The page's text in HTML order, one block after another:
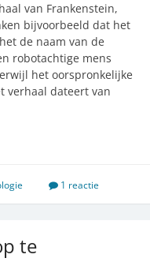
van Frankenstein,
bijvoorbeeld dat het
de naam van de
robotachtige mens
het oorspronkelijke
verhaal dateert van
1 reactie
te